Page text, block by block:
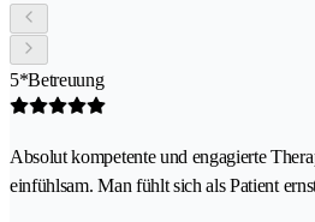
5*Betreuung
Absolut kompetente und engagierte
einfühlsam. Man fühlt sich als Patient